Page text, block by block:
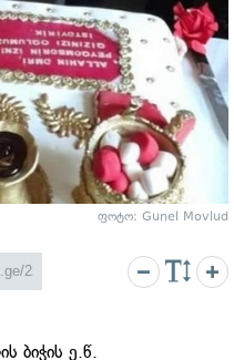
ფოტო: Gunel Movlud
ბიჭის ე.წ.